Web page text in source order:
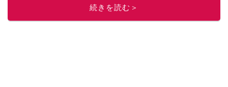
このイチオシストの他の記事を読む
続きを読む＞